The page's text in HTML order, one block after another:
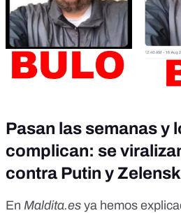
Pasan las semanas y
complican: se
contra Putin y
En Maldita.es ya hemos